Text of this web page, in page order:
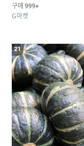
구매 999+
G마켓
21